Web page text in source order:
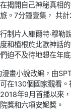
揭開自己神秘真相
。7分鐘壹集， 共
制片人庫爾特·穆
和植根於北歐神話
迫不及待地想在年
畫小說改編，由
在130個國家觀看
年9月首播以來
獎和六項安妮獎。